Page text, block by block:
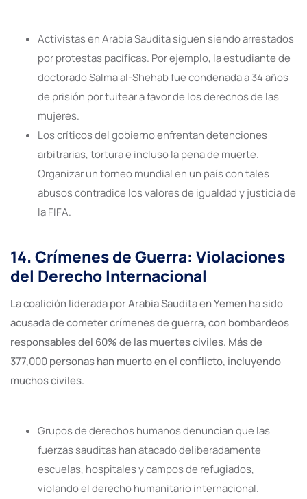
Activistas en Arabia Saudita siguen siendo arrestados
por protestas pacíficas. Por ejemplo, la estudiante de
doctorado Salma al-Shehab fue condenada a 34 años
de prisión por tuitear a favor de los derechos de las
mujeres.
Los críticos del gobierno enfrentan detenciones
arbitrarias, tortura e incluso la pena de muerte.
Organizar un torneo mundial en un país con tales
abusos contradice los valores de igualdad y justicia de
la FIFA.
14. Crímenes de Guerra: Violaciones
del Derecho Internacional
La coalición liderada por Arabia Saudita en Yemen ha sido
acusada de cometer crímenes de guerra, con bombardeos
responsables del 60% de las muertes civiles. Más de
377,000 personas han muerto en el conflicto, incluyendo
muchos civiles.
Grupos de derechos humanos denuncian que las
fuerzas sauditas han atacado deliberadamente
escuelas, hospitales y campos de refugiados,
violando el derecho humanitario internacional.